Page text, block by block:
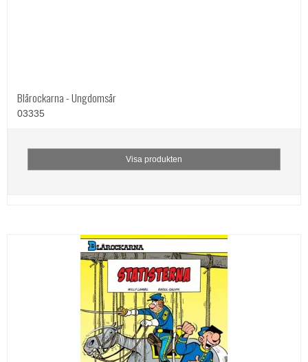
Blårockarna - Ungdomsår
03335
Visa produkten